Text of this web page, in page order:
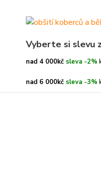
Vyberte si slevu
nad 4 000kč sleva -2%
nad 6 000kč sleva -3%